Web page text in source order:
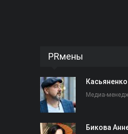
PRмены
Медиа-
Бикова